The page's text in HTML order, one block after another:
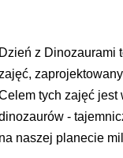
z Dinozaurami
tych zajęć
-
naszej planecie